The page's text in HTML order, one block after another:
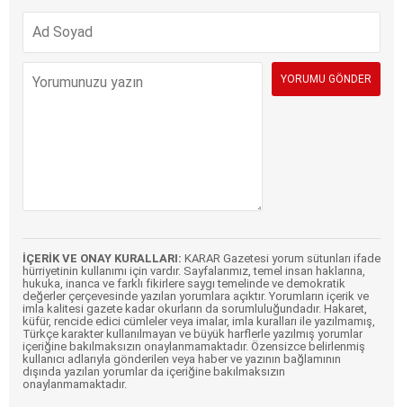
İÇERİK VE ONAY KURALLARI: KARAR Gazetesi yorum sütunları ifade
hürriyetinin kullanımı için vardır. Sayfalarımız, temel insan haklarına,
hukuka, inanca ve farklı fikirlere saygı temelinde ve demokratik
değerler çerçevesinde yazılan yorumlara açıktır. Yorumların içerik ve
imla kalitesi gazete kadar okurların da sorumluluğundadır. Hakaret,
küfür, rencide edici cümleler veya imalar, imla kuralları ile yazılmamış,
Türkçe karakter kullanılmayan ve büyük harflerle yazılmış yorumlar
içeriğine bakılmaksızın onaylanmamaktadır. Özensizce belirlenmiş
kullanıcı adlarıyla gönderilen veya haber ve yazının bağlamının
dışında yazılan yorumlar da içeriğine bakılmaksızın
onaylanmamaktadır.